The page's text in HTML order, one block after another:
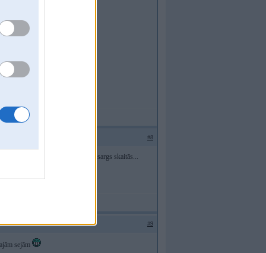
#8
piespēli padot, centra pussargs skaitās...
#9
sejām